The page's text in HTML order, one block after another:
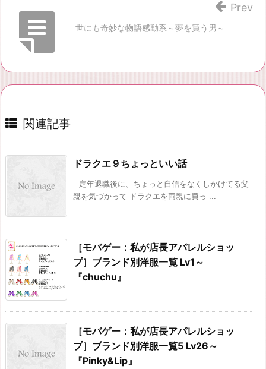
世にも奇妙な物語感動系～夢を買う男～
Prev
関連記事
ドラクエ９ちょっといい話
定年退職後に、ちょっと自信をなくしかけてる父
親を気づかって ドラクエを両親に買っ ...
［モバゲー：私が店長アパレルショッ
プ］ブランド別洋服一覧 Lv1～
『chuchu』
［モバゲー：私が店長アパレルショッ
プ］ブランド別洋服一覧5 Lv26～
『Pinky&Lip』